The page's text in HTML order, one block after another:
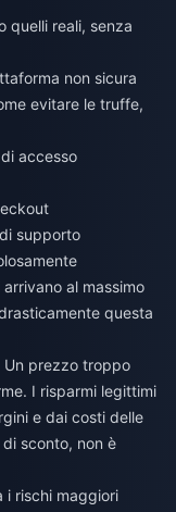
quelli reali, senza
non sicura
evitare le truffe,
accesso
supporto
al massimo
questa
Un prezzo troppo
I risparmi legittimi
e dai costi delle
sconto, non è
i rischi maggiori